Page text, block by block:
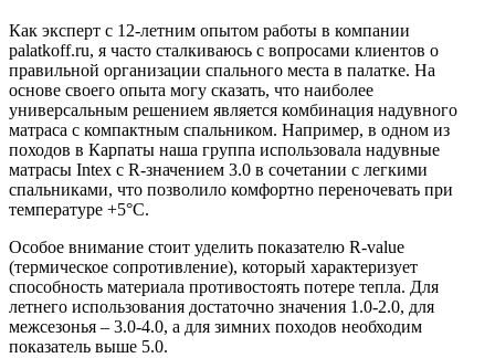
Как эксперт с 12-летним опытом работы в компании
palatkoff.ru, я часто сталкиваюсь с вопросами клиентов о
правильной организации спального места в палатке. На
основе своего опыта могу сказать, что наиболее
универсальным решением является комбинация надувного
матраса с компактным спальником. Например, в одном из
походов в Карпаты наша группа использовала надувные
матрасы Intex с R-значением 3.0 в сочетании с легкими
спальниками, что позволило комфортно переночевать при
температуре +5°C.
Особое внимание стоит уделить показателю R-value
(термическое сопротивление), который характеризует
способность материала противостоять потере тепла. Для
летнего использования достаточно значения 1.0-2.0, для
межсезонья – 3.0-4.0, а для зимних походов необходим
показатель выше 5.0.